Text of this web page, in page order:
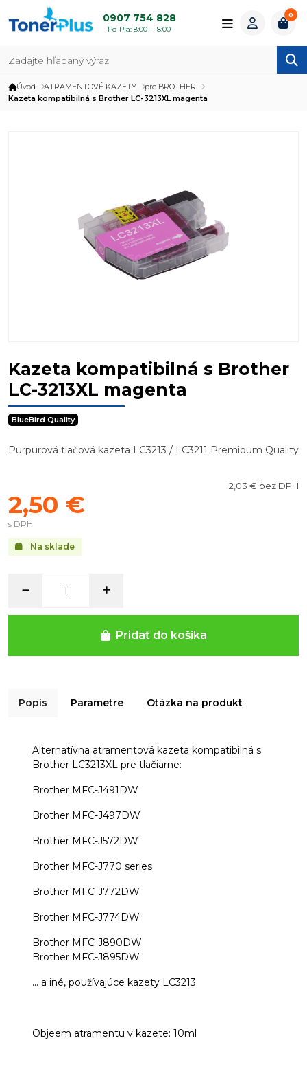
0907 754 828
Po-Pia: 8:00 - 18:00
0
Úvod ATRAMENTOVÉ KAZETY
pre BROTHER
Kazeta kompatibilná s Brother LC-3213XL magenta
Kazeta kompatibilná s Brother
LC-3213XL magenta
BlueBird Quality
Purpurová tlačová kazeta LC3213 / LC3211 Premioum Quality
Na sklade
2,03 € bez DPH
2,50 €
s DPH
Pridať do košíka
Popis Parametre Otázka na produkt
Alternatívna atramentová kazeta kompatibilná s
Brother LC3213XL pre tlačiarne:
Brother MFC-J491DW
Brother MFC-J497DW
Brother MFC-J572DW
Brother MFC-J770 series
Brother MFC-J772DW
Brother MFC-J774DW
Brother MFC-J890DW
Brother MFC-J895DW
... a iné, používajúce kazety LC3213
Objeem atramentu v kazete: 10ml